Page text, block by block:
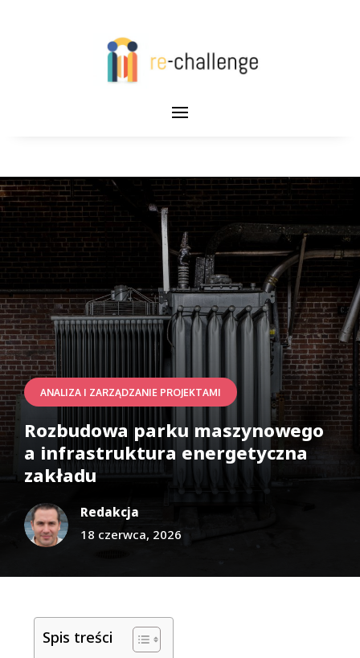
ANALIZA I ZARZĄDZANIE PROJEKTAMI
Rozbudowa parku maszynowego
a infrastruktura energetyczna
zakładu
Redakcja
18 czerwca, 2026
Spis treści